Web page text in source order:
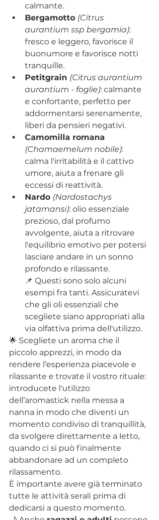
calmante.
Bergamotto (Citrus
aurantium ssp bergamia):
fresco e leggero, favorisce il
buonumore e favorisce notti
tranquille.
Petitgrain (Citrus aurantium
aurantium - foglie): calmante
e confortante, perfetto per
addormentarsi serenamente,
liberi da pensieri negativi.
Camomilla romana
(Chamaemelum nobile):
calma l'irritabilità e il cattivo
umore, aiuta a frenare gli
eccessi di reattività.
Nardo (Nardostachys
jatamansi): olio essenziale
prezioso, dal profumo
avvolgente, aiuta a ritrovare
l'equilibrio emotivo per potersi
lasciare andare in un sonno
profondo e rilassante.
📌 Questi sono solo alcuni
esempi fra tanti. Assicuratevi
che gli oli essenziali che
scegliete siano appropriati alla
via olfattiva prima dell'utilizzo.
🌟 Scegliete un aroma che il
piccolo apprezzi, in modo da
rendere l’esperienza piacevole e
rilassante e trovate il vostro rituale:
introducete l'utilizzo
dell’aromastick nella messa a
nanna in modo che diventi un
momento condiviso di tranquillità,
da svolgere direttamente a letto,
quando ci si può finalmente
abbandonare ad un completo
rilassamento.
È importante avere già terminato
tutte le attività serali prima di
dedicarsi a questo momento.